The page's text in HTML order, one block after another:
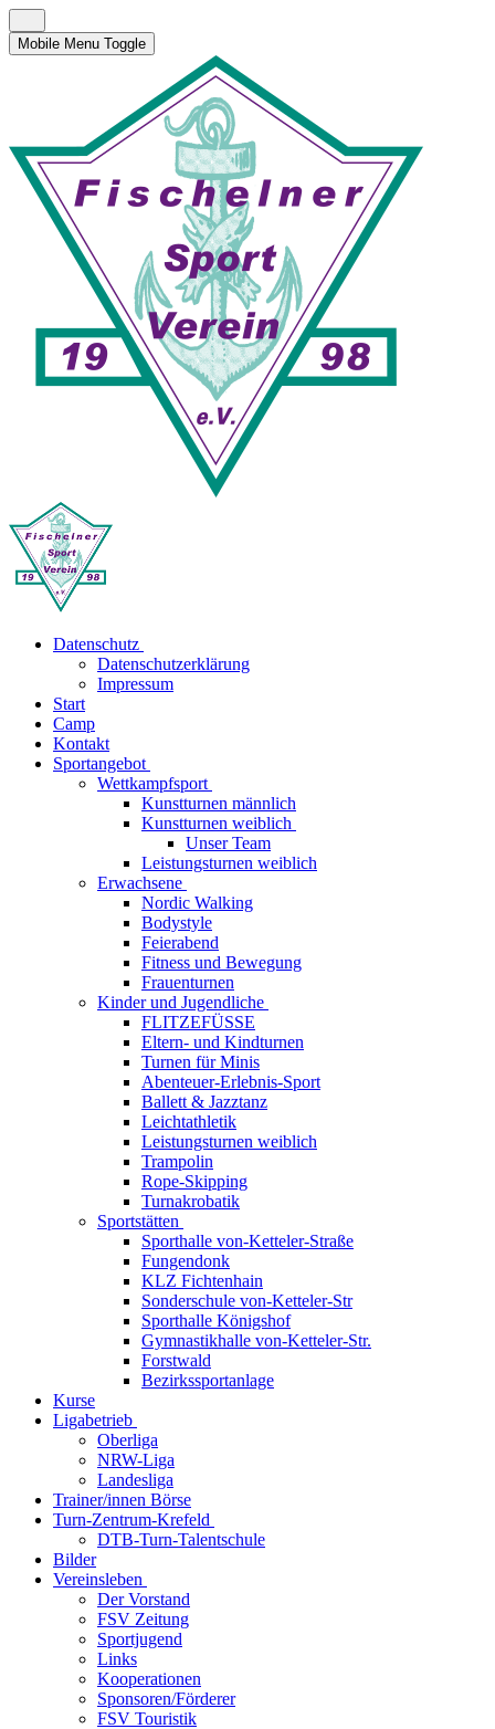
Mobile Menu Toggle
Datenschutz
Datenschutzerklärung
Impressum
Start
Camp
Kontakt
Sportangebot
Wettkampfsport
Kunstturnen männlich
Kunstturnen weiblich
Unser Team
Leistungsturnen weiblich
Erwachsene
Nordic Walking
Bodystyle
Feierabend
Fitness und Bewegung
Frauenturnen
Kinder und Jugendliche
FLITZEFÜSSE
Eltern- und Kindturnen
Turnen für Minis
Abenteuer-Erlebnis-Sport
Ballett & Jazztanz
Leichtathletik
Leistungsturnen weiblich
Trampolin
Rope-Skipping
Turnakrobatik
Sportstätten
Sporthalle von-Ketteler-Straße
Fungendonk
KLZ Fichtenhain
Sonderschule von-Ketteler-Str
Sporthalle Königshof
Gymnastikhalle von-Ketteler-Str.
Forstwald
Bezirkssportanlage
Kurse
Ligabetrieb
Oberliga
NRW-Liga
Landesliga
Trainer/innen Börse
Turn-Zentrum-Krefeld
DTB-Turn-Talentschule
Bilder
Vereinsleben
Der Vorstand
FSV Zeitung
Sportjugend
Links
Kooperationen
Sponsoren/Förderer
FSV Touristik